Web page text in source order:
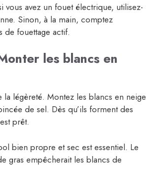
vous avez un fouet électrique, utilisez-
Sinon, à la main, comptez
de fouettage actif.
les blancs en
la légèreté. Montez les blancs en neige
de sel. Dès qu’ils forment des
prêt.
bien propre et sec est essentiel. Le
gras empêcherait les blancs de